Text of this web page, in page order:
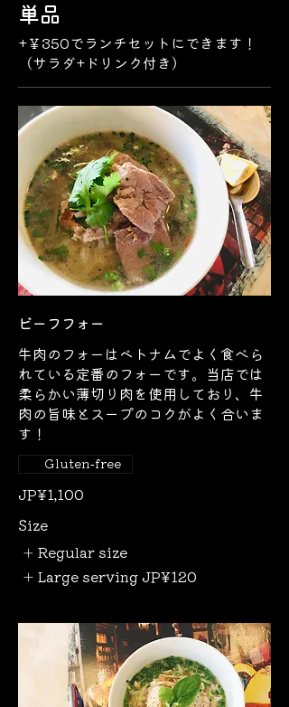
単品
+￥350でランチセットにできます！
（サラダ+ドリンク付き）
ビーフフォー
牛肉のフォーはベトナムでよく食べら
れている定番のフォーです。当店では
柔らかい薄切り肉を使用しており、牛
肉の旨味とスープのコクがよく合いま
す！
JP¥1,100
Gluten-free
Size
Regular size
Large serving JP¥120